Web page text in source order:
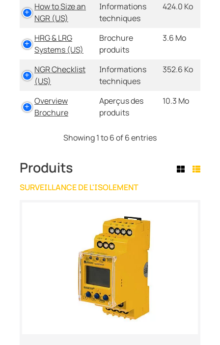
How to Size an
NGR (US)
Informations
techniques
424.0 Ko
HRG & LRG
Systems (US)
Brochure
produits
3.6 Mo
NGR Checklist
(US)
Informations
techniques
352.6 Ko
Overview
Brochure
Aperçus des
produits
10.3 Mo
Showing 1 to 6 of 6 entries
Produits
SURVEILLANCE DE L'ISOLEMENT